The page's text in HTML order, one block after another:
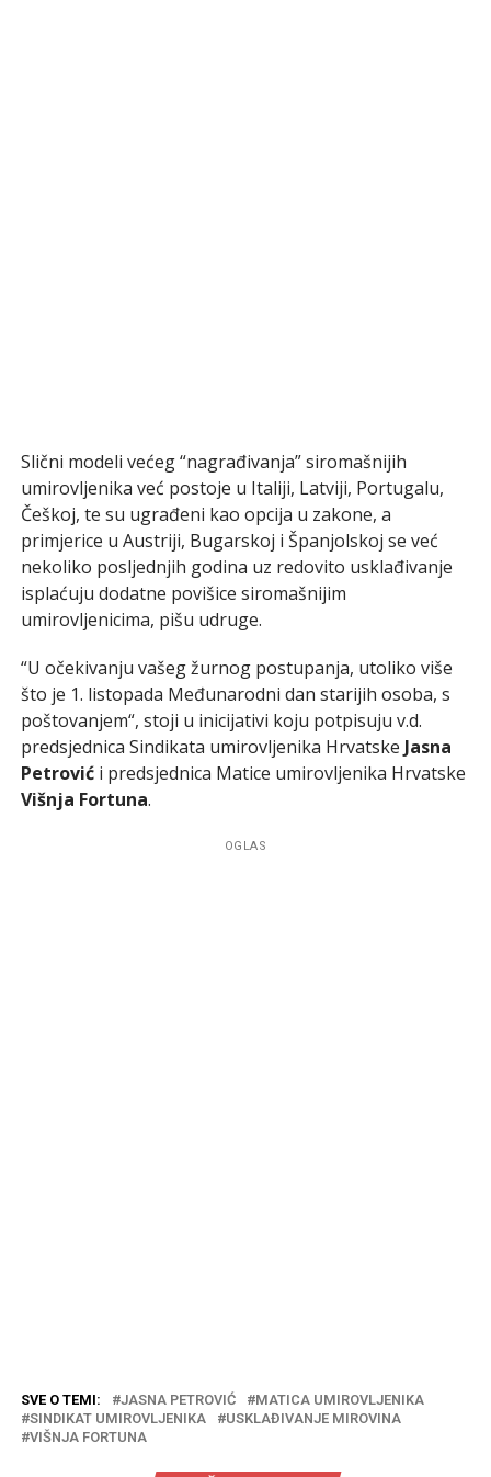
Slični modeli većeg “nagrađivanja” siromašnijih
umirovljenika već postoje u Italiji, Latviji, Portugalu,
Češkoj, te su ugrađeni kao opcija u zakone, a
primjerice u Austriji, Bugarskoj i Španjolskoj se već
nekoliko posljednjih godina uz redovito usklađivanje
isplaćuju dodatne povišice siromašnijim
umirovljenicima, pišu udruge.
“U očekivanju vašeg žurnog postupanja, utoliko više
što je 1. listopada Međunarodni dan starijih osoba, s
poštovanjem“, stoji u inicijativi koju potpisuju v.d.
predsjednica Sindikata umirovljenika Hrvatske Jasna
Petrovići predsjednica Matice umirovljenika Hrvatske
Višnja Fortuna.
OGLAS
SVE O TEMI: JASNA PETROVIĆ
MATICA UMIROVLJENIKA
SINDIKAT UMIROVLJENIKA
USKLAĐIVANJE MIROVINA
VIŠNJA FORTUNA